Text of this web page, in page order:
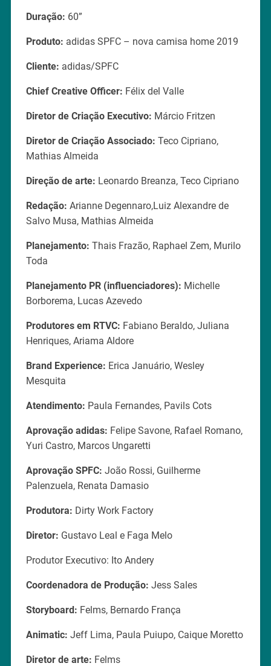
Duração: 60”
Produto: adidas SPFC – nova camisa home 2019
Cliente: adidas/SPFC
Chief Creative Officer: Félix del Valle
Diretor de Criação Executivo: Márcio Fritzen
Diretor de Criação Associado: Teco Cipriano,
Mathias Almeida
Direção de arte: Leonardo Breanza, Teco Cipriano
Redação: Arianne Degennaro,Luiz Alexandre de
Salvo Musa, Mathias Almeida
Planejamento: Thais Frazão, Raphael Zem, Murilo
Toda
Planejamento PR (influenciadores): Michelle
Borborema, Lucas Azevedo
Produtores em RTVC: Fabiano Beraldo, Juliana
Henriques, Ariama Aldore
Brand Experience: Erica Januário, Wesley
Mesquita
Atendimento: Paula Fernandes, Pavils Cots
Aprovação adidas: Felipe Savone, Rafael Romano,
Yuri Castro, Marcos Ungaretti
Aprovação SPFC: João Rossi, Guilherme
Palenzuela, Renata Damasio
Produtora: Dirty Work Factory
Diretor: Gustavo Leal e Faga Melo
Produtor Executivo: Ito Andery
Coordenadora de Produção: Jess Sales
Storyboard: Felms, Bernardo França
Animatic: Jeff Lima, Paula Puiupo, Caique Moretto
Diretor de arte: Felms